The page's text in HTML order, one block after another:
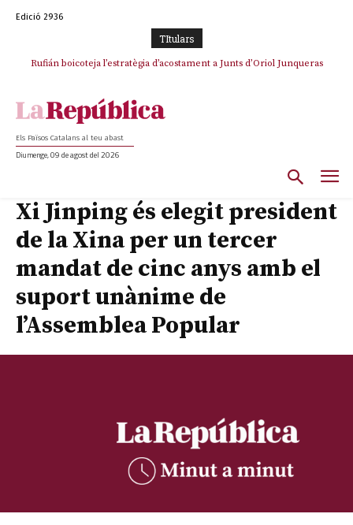
Edició 2936
TItulars
Rufián boicoteja l’estratègia d’acostament a Junts d’Oriol Junqueras
Els Països Catalans al teu abast
Diumenge, 09 de agost del 2026
Xi Jinping és elegit president
de la Xina per un tercer
mandat de cinc anys amb el
suport unànime de
l’Assemblea Popular